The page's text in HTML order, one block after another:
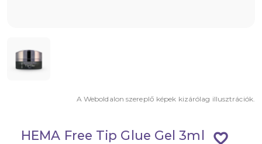
A Weboldalon szereplő képek kizárólag illusztrációk.
favorite_border
HEMA Free Tip Glue Gel 3ml